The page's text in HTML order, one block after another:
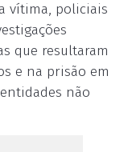
vítima, policiais
que resultaram
e na prisão em
não